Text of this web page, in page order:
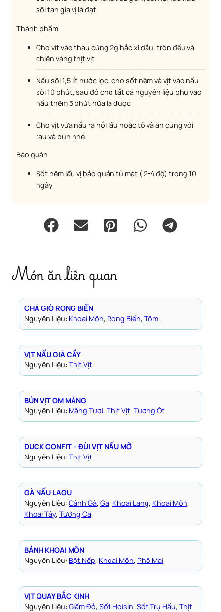
sôi tan gia vị là đạt.
Thành phẩm
Cho vịt vào thau cùng 2g hắc xì dầu, trộn đều và
chiên vàng thịt vịt
Nấu sôi 1,5 lít nước lọc, cho sốt nêm và vịt vào nấu
sôi 10 phút, sau đó cho tất cả nguyên liệu phụ vào
nấu thêm 5 phút nữa là được
Cho vịt vừa nấu ra nồi lẩu hoặc tô và ăn cùng với
rau và bún nhé.
Bảo quản
Sốt nêm lẩu vị bảo quản tủ mát ( 2-4 độ) trong 10
ngày
Món ăn liên quan
CHẢ GIÒ RONG BIỂN
Nguyên Liệu: Khoai Môn, Rong Biển, Tôm
VỊT NẤU GIẢ CẦY
Nguyên Liệu: Thịt Vịt
BÚN VỊT OM MĂNG
Nguyên Liệu: Măng Tươi, Thịt Vịt, Tương Ớt
DUCK CONFIT – ĐÙI VỊT NẤU MỠ
Nguyên Liệu: Thịt Vịt
GÀ NẤU LAGU
Nguyên Liệu: Cánh Gà, Gà, Khoai Lang, Khoai Môn
Khoai Tây, Tương Cà
BÁNH KHOAI MÔN
Nguyên Liệu: Bột Nếp, Khoai Môn, Phô Mai
VỊT QUAY BẮC KINH
Nguyên Liệu: Giấm Đỏ, Sốt Hoisin, Sốt Trụ Hầu, Thịt